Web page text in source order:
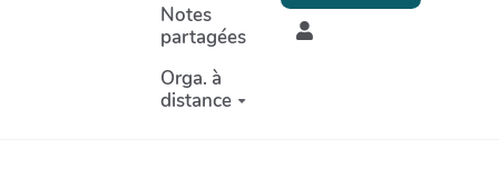
Notes
partagées
Orga. à
distance